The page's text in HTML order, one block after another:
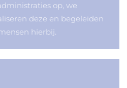
op, we
deze en begeleiden
hierbij.